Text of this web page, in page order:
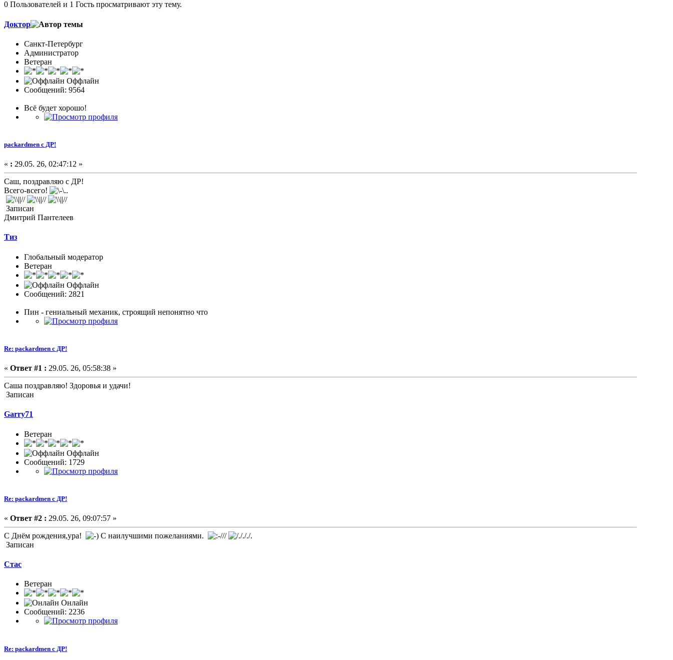
0 Пользователей и 1 Гость просматривают эту тему.
Доктор
Санкт-Петербург
Администратор
Ветеран
Оффлайн
Сообщений: 9564
Всё будет хорошо!
packardmen с ДР!
« : 29.05. 26, 02:47:12 »
Саш, поздравляю с ДР!
Всего-всего!
Записан
Дмитрий Пантелеев
Тиз
Глобальный модератор
Ветеран
Оффлайн
Сообщений: 2821
Пин - гениальный механик, строящий непонятно что
Re: packardmen с ДР!
« Ответ #1 : 29.05. 26, 05:58:38 »
Саша поздравляю! Здоровья и удачи!
Записан
Garry71
Ветеран
Оффлайн
Сообщений: 1729
Re: packardmen с ДР!
« Ответ #2 : 29.05. 26, 09:07:57 »
С Днём рождения,ура!
С наилучшими пожеланиями.
Записан
Стас
Ветеран
Онлайн
Сообщений: 2236
Re: packardmen с ДР!